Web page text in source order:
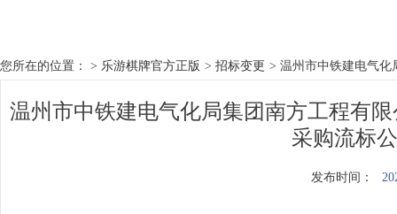
您所在的位置： > 乐游棋牌官方正版 > 招标变更 > 温州市中铁建电气化
温州市中铁建电气化局集团南方工程有
采购流标
发布时间：